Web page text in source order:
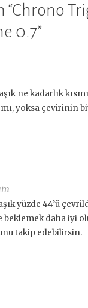
“Chrono
0.7”
ne kadarlık
mı, yoksa çevirinin
yüzde 44’ü
daha iyi
takip edebilirsin.